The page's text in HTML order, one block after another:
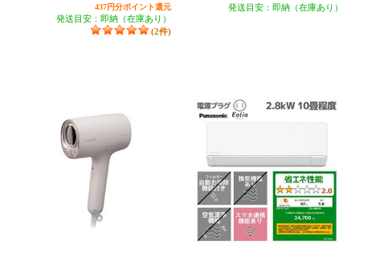
437円分ポイント還元
発送目安：即納（在庫あり）
(2件)
発送目安：即納（在庫あり）